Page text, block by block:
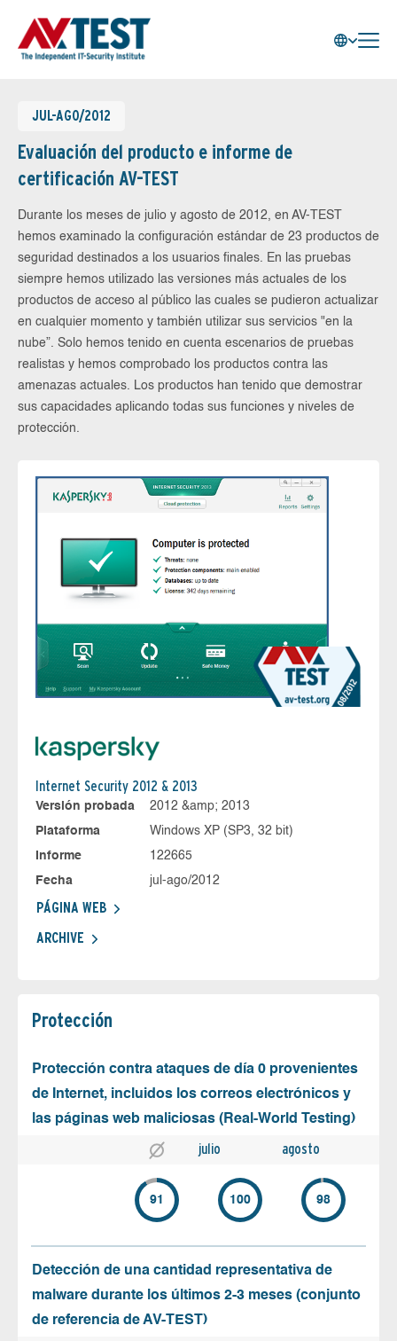
JUL-AGO/2012
Evaluación del producto e informe de
certificación AV-TEST
Durante los meses de julio y agosto de 2012, en AV-TEST
hemos examinado la configuración estándar de 23 productos de
seguridad destinados a los usuarios finales. En las pruebas
siempre hemos utilizado las versiones más actuales de los
productos de acceso al público las cuales se pudieron actualizar
en cualquier momento y también utilizar sus servicios "en la
nube”. Solo hemos tenido en cuenta escenarios de pruebas
realistas y hemos comprobado los productos contra las
amenazas actuales. Los productos han tenido que demostrar
sus capacidades aplicando todas sus funciones y niveles de
protección.
Internet Security 2012 & 2013
Versión probada
2012 &amp; 2013
Plataforma
Windows XP (SP3, 32 bit)
Informe
122665
Fecha
jul-ago/2012
PÁGINA WEB
ARCHIVE
Protección
Protección contra ataques de día 0 provenientes
de Internet, incluidos los correos electrónicos y
las páginas web maliciosas (Real-World Testing)
julio agosto
91 100 98
Detección de una cantidad representativa de
malware durante los últimos 2-3 meses (conjunto
de referencia de AV-TEST)